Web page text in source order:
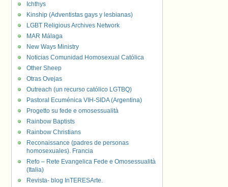
Ichthys
Kinship (Adventistas gays y lesbianas)
LGBT Religious Archives Network
MAR Málaga
New Ways Ministry
Noticias Comunidad Homosexual Católica
Other Sheep
Otras Ovejas
Outreach (un recurso católico LGTBQ)
Pastoral Ecuménica VIH-SIDA (Argentina)
Progetto su fede e omosessualità
Rainbow Baptists
Rainbow Christians
Reconaissance (padres de personas
homosexuales). Francia
Refo – Rete Evangelica Fede e Omosessualità
(Italia)
Revista- blog InTERESArte.